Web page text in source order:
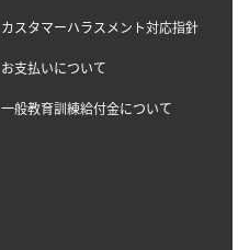
カスタマーハラスメント対応指針
お支払いについて
一般教育訓練給付金について